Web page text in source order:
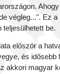
végleg...". Ez
teljesülhetett be.
először a
és idősebb
akkori magyar